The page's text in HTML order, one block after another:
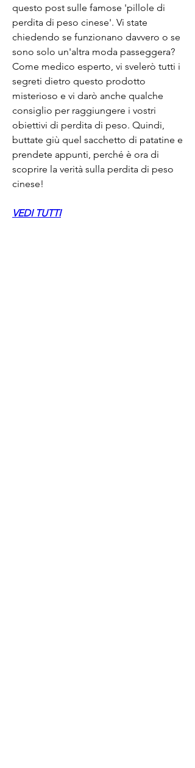
questo post sulle famose 'pillole di
perdita di peso cinese'. Vi state
chiedendo se funzionano davvero o se
sono solo un'altra moda passeggera?
Come medico esperto, vi svelerò tutti i
segreti dietro questo prodotto
misterioso e vi darò anche qualche
consiglio per raggiungere i vostri
obiettivi di perdita di peso. Quindi,
buttate giù quel sacchetto di patatine e
prendete appunti, perché è ora di
scoprire la verità sulla perdita di peso
cinese!
VEDI TUTTI